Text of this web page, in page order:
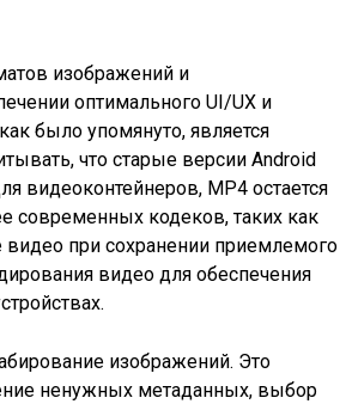
изображений и
оптимального UI/UX и
было упомянуто, является
что старые версии Android
видеоконтейнеров, MP4 остается
современных кодеков, таких как
видео при сохранении приемлемого
видео для обеспечения
изображений. Это
ненужных метаданных, выбор